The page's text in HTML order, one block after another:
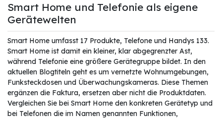
Smart Home und Telefonie als eigene
Gerätewelten
Smart Home umfasst 17 Produkte, Telefone und Handys 133.
Smart Home ist damit ein kleiner, klar abgegrenzter Ast,
während Telefonie eine größere Gerätegruppe bildet. In den
aktuellen Blogtiteln geht es um vernetzte Wohnumgebungen,
Funksteckdosen und Überwachungskameras. Diese Themen
ergänzen die Faktura, ersetzen aber nicht die Produktdaten.
Vergleichen Sie bei Smart Home den konkreten Gerätetyp und
bei Telefonen die im Namen genannten Funktionen,